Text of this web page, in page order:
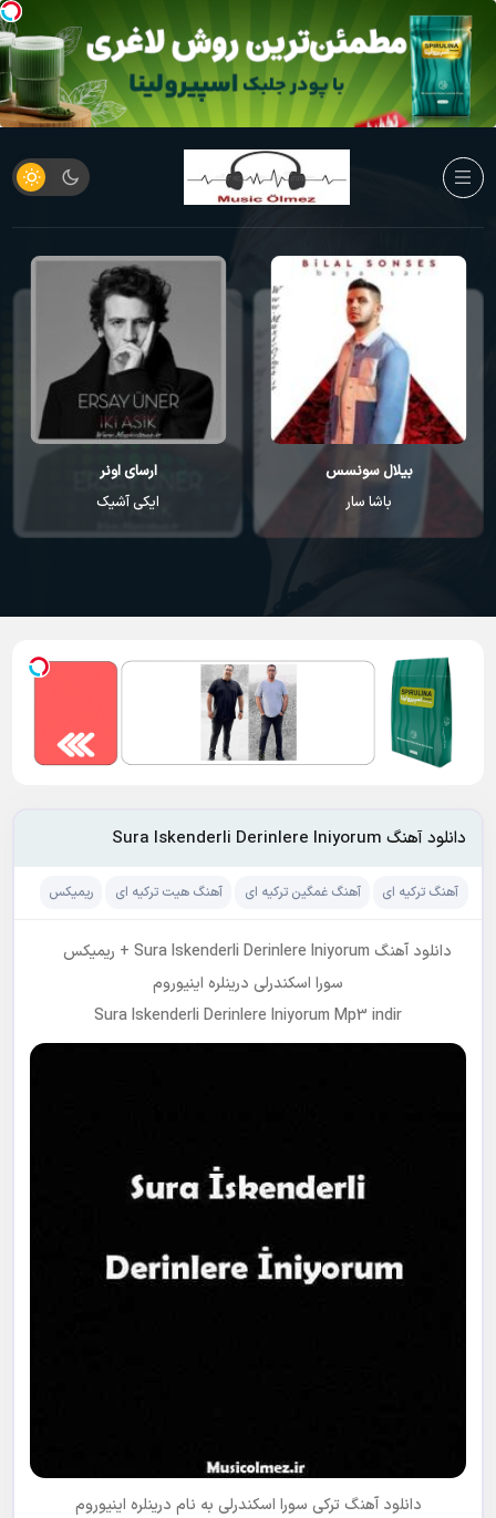
بیلال سونسس
باشا سار
ارسای اونر
ایکی آشیک
دانلود آهنگ Sura Iskenderli Derinlere Iniyorum
آهنگ ترکیه ای آهنگ غمگین ترکیه ای آهنگ هیت ترکیه ای ریمیکس
دانلود آهنگ Sura Iskenderli Derinlere Iniyorum + ریمیکس
سورا اسکندرلی درینلره اینیوروم
Sura Iskenderli Derinlere Iniyorum Mp3 indir
دانلود آهنگ ترکی سورا اسکندرلی به نام درینلره اینیوروم